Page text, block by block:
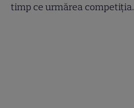
timp ce urmărea competiția.